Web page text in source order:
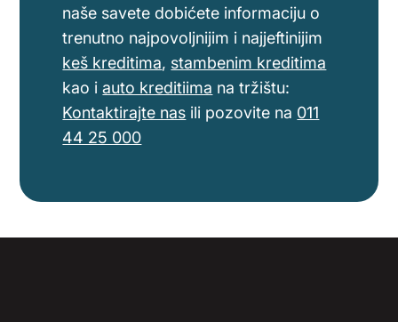
naše savete dobićete informaciju o
trenutno najpovoljnijim i najjeftinijim
keš kreditima, stambenim kreditima
kao iauto kreditiima na tržištu:
Kontaktirajte nas ili pozovite na 011
44 25 000